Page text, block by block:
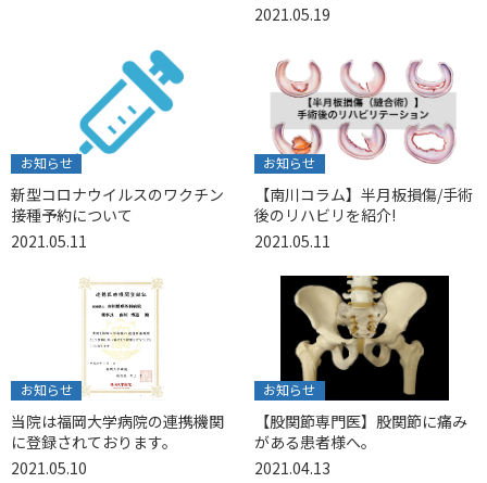
2021.05.19
お知らせ
新型コロナウイルスのワクチン
接種予約について
2021.05.11
お知らせ
【南川コラム】半月板損傷/手術
後のリハビリを紹介!
2021.05.11
お知らせ
当院は福岡大学病院の連携機関
に登録されております。
2021.05.10
お知らせ
【股関節専門医】股関節に痛み
がある患者様へ。
2021.04.13